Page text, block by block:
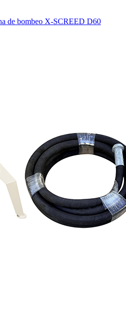
de bombeo X-SCREED D60